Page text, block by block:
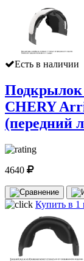
Есть в наличии
Подкрылок
CHERY
(передний
4640
Купить в 1